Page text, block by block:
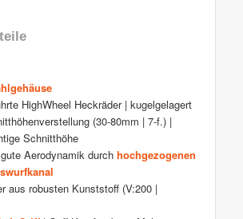
HighWheel Heckräder | kugelgelagert
(30-80mm | 7-f.) |
Schnitthöhe
Aerodynamik durchhochgezogenen
aus robusten Kunststoff (V:200 |